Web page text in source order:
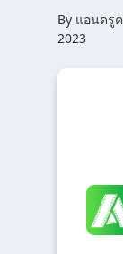
By แอนดรู
2023